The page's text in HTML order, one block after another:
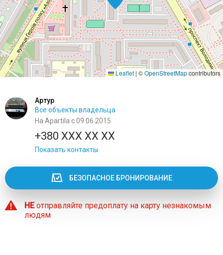
Leaflet | ©OpenStreetMapcontributors
Артур
Все объекты владельца
На Apartila с 09.06.2015
+380 XXX XX XX
Показать контакты
БЕЗОПАСНОЕ БРОНИРОВАНИЕ
НЕотправляйте предоплату на карту незнакомым
людям